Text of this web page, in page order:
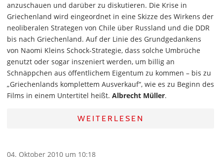
anzuschauen und darüber zu diskutieren. Die Krise in
Griechenland wird eingeordnet in eine Skizze des Wirkens der
neoliberalen Strategen von Chile über Russland und die DDR
bis nach Griechenland. Auf der Linie des Grundgedankens
von Naomi Kleins Schock-Strategie, dass solche Umbrüche
genutzt oder sogar inszeniert werden, um billig an
Schnäppchen aus öffentlichem Eigentum zu kommen – bis zu
„Griechenlands komplettem Ausverkauf“, wie es zu Beginn des
Films in einem Untertitel heißt. Albrecht Müller.
WEITERLESEN
04. Oktober 2010 um 10:18